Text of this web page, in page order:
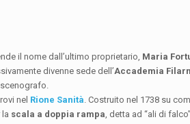
il nome dall’ultimo proprietario, Maria
divenne sede dell’Accademia
nel Rione Sanità. Costruito nel 1738 su
la scala a doppia rampa, detta ad “ali di